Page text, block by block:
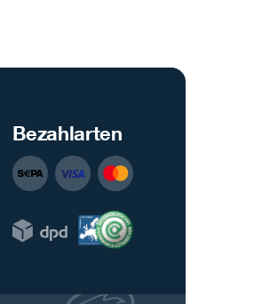
Bezahlarten